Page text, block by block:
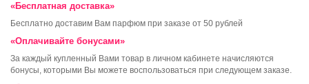
«Бесплатная доставка»
Бесплатно доставим Вам парфюм при заказе от 50 рублей
«Оплачивайте бонусами»
За каждый купленный Вами товар в личном кабинете начисляются
бонусы, которыми Вы можете воспользоваться при следующем заказе.